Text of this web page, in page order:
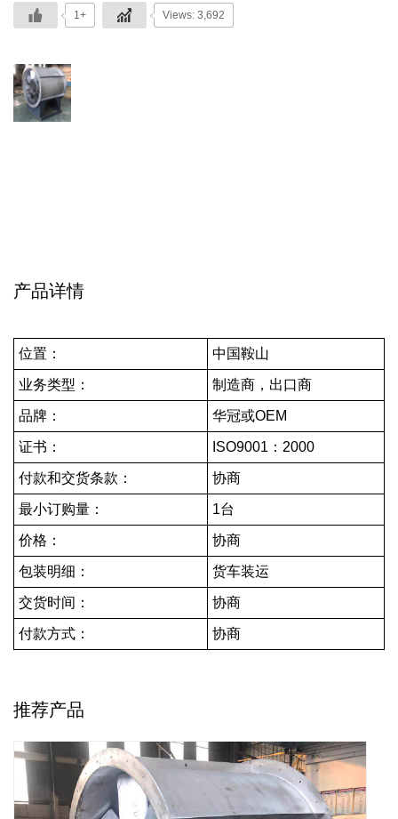
1+ Views: 3,692
产品详情
位置： 中国鞍山
业务类型： 制造商，出口商
品牌： 华冠或OEM
证书： ISO9001：2000
付款和交货条款： 协商
最小订购量： 1台
价格： 协商
包装明细： 货车装运
交货时间： 协商
付款方式： 协商
推荐产品